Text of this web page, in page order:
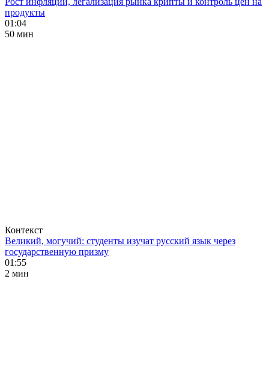
продукты
01:04
50 мин
Контекст
Великий, могучий: студенты изучат русский язык через
государственную призму
01:55
2 мин